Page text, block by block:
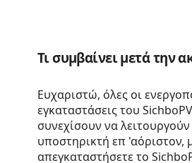
Τι συμβαίνει μετά την
Ευχαριστώ, όλες οι
εγκαταστάσεις του
συνεχίσουν να λειτουργούν
υποστηρικτή επ 'αόριστον,
απεγκαταστήσετε το